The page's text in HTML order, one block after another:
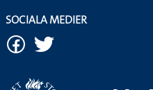
SOCIALA MEDIER